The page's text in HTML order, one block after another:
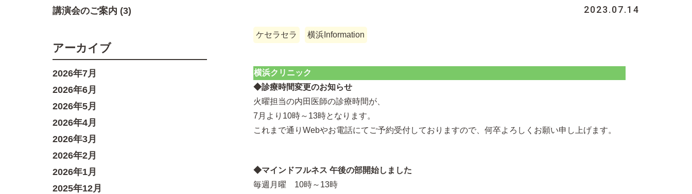
2023.07.14
ケセラセラ 横浜Information
横浜クリニック
◆診療時間変更のお知らせ
火曜担当の内田医師の診療時間が、
7月より10時～13時となります。
これまで通りWebやお電話にてご予約受付しておりますので、何卒よろしくお願い申し上げます。
◆マインドフルネス 午後の部開始しました
毎週月曜 10時～13時
講演会のご案内 (3)
アーカイブ
2026年7月
2026年6月
2026年5月
2026年4月
2026年3月
2026年2月
2026年1月
2025年12月